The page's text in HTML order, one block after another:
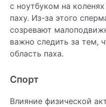
с ноутбуком на
паху. Из-за этого
созревают
важно следить за тем,
область паха.
Спорт
Влияние физической